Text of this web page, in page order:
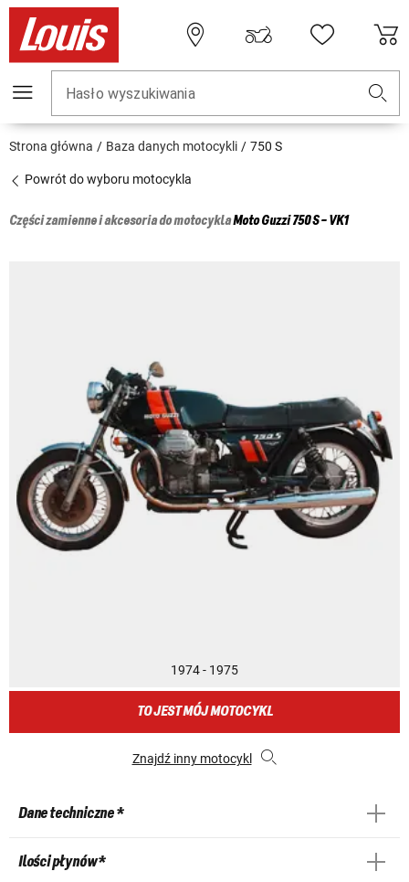
Hasło wyszukiwania
Strona główna Baza danych motocykli 750 S
Powrót do wyboru motocykla
Części zamienne i akcesoria do motocyklaMoto Guzzi750 S - VK1
1974 - 1975
TO JEST MÓJ MOTOCYKL
Znajdź inny motocykl
Dane techniczne *
Ilości płynów *